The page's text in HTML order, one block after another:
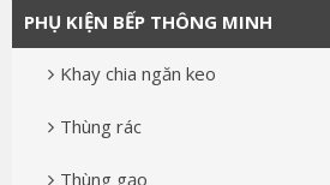
PHỤ KIỆN BẾP THÔNG MINH
Khay chia ngăn keo
Thùng rác
Thùng gạo